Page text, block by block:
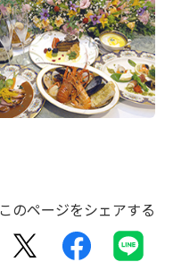
このページをシェアする